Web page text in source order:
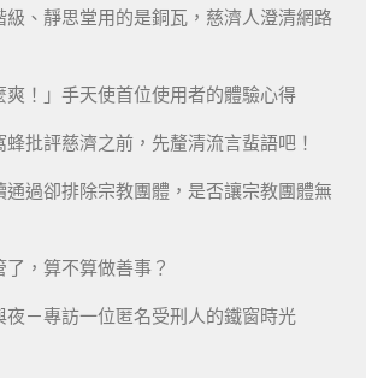
級、靜思堂用的是銅瓦，慈濟人澄清網路
爽！」手天使首位使用者的體驗心得
批評慈濟之前，先釐清流言蜚語吧！
通過卻排除宗教團體，是否讓宗教團體無
，算不算做善事？
夜－專訪一位匿名受刑人的鐵窗時光